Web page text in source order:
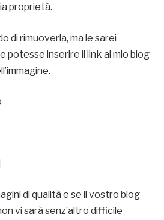
proprietà.
di rimuoverla, ma le sarei
potesse inserire il link al mio blog
di qualità e se il vostro blog
vi sarà senz’altro difficile